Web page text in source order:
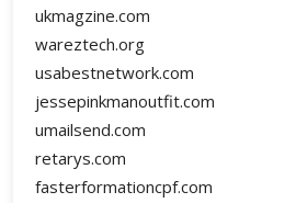
ukmagzine.com
wareztech.org
usabestnetwork.com
jessepinkmanoutfit.com
umailsend.com
retarys.com
fasterformationcpf.com